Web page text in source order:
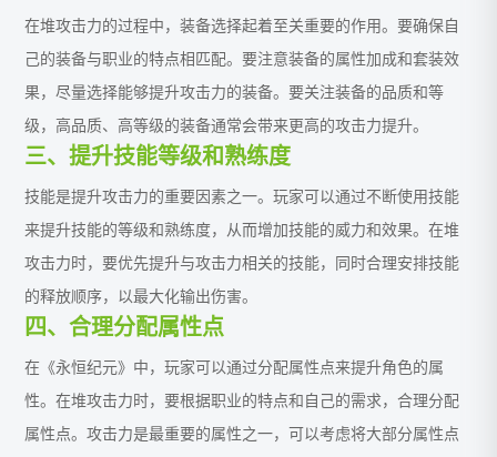
在堆攻击力的过程中，装备选择起着至关重要的作用。要确保自
己的装备与职业的特点相匹配。要注意装备的属性加成和套装效
果，尽量选择能够提升攻击力的装备。要关注装备的品质和等
级，高品质、高等级的装备通常会带来更高的攻击力提升。
三、提升技能等级和熟练度
技能是提升攻击力的重要因素之一。玩家可以通过不断使用技能
来提升技能的等级和熟练度，从而增加技能的威力和效果。在堆
攻击力时，要优先提升与攻击力相关的技能，同时合理安排技能
的释放顺序，以最大化输出伤害。
四、合理分配属性点
在《永恒纪元》中，玩家可以通过分配属性点来提升角色的属
性。在堆攻击力时，要根据职业的特点和自己的需求，合理分配
属性点。攻击力是最重要的属性之一，可以考虑将大部分属性点